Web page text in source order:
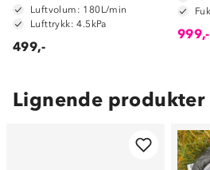
Luftvolum: 180L/min
Lufttrykk: 4.5kPa
499,-
999,-
Lignende produkter